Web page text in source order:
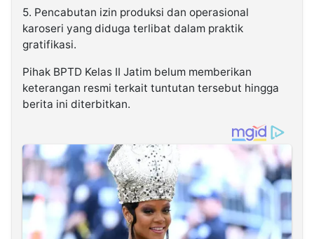
5. Pencabutan izin produksi dan operasional
karoseri yang diduga terlibat dalam praktik
gratifikasi.
Pihak BPTD Kelas II Jatim belum memberikan
keterangan resmi terkait tuntutan tersebut hingga
berita ini diterbitkan.